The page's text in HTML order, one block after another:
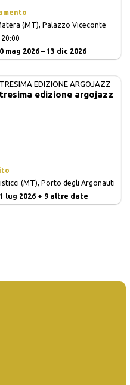
(MT), Palazzo Viceconte
20:00
mag 2026 – 13 dic 2026
EDIZIONE ARGOJAZZ
edizione argojazz
(MT), Porto degli Argonauti
lug 2026 + 9 altre date